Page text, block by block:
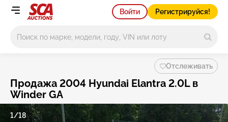
Войти Регистрируйся!
Отслеживать
Продажа 2004 Hyundai Elantra 2.0L в
Winder GA
1/18